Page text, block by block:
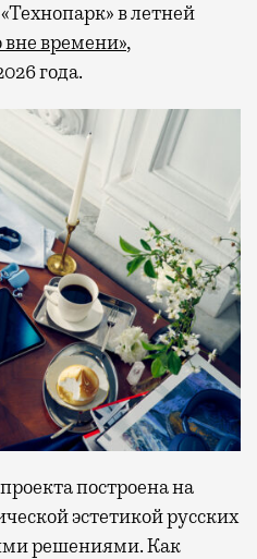
в летней
вне времени»,
года.
построена на
эстетикой русских
решениями. Как